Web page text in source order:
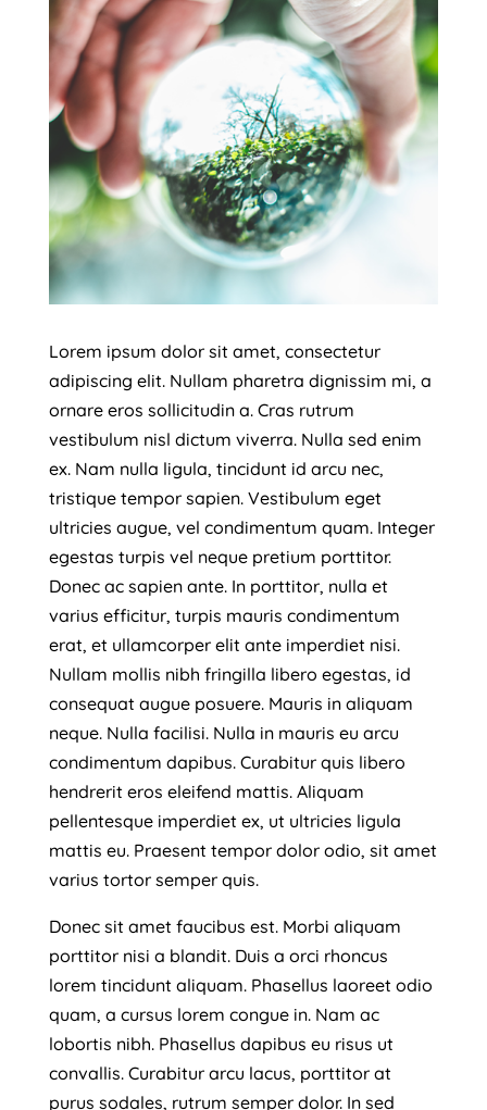
Lorem ipsum dolor sit amet, consectetur
adipiscing elit. Nullam pharetra dignissim mi, a
ornare eros sollicitudin a. Cras rutrum
vestibulum nisl dictum viverra. Nulla sed enim
ex. Nam nulla ligula, tincidunt id arcu nec,
tristique tempor sapien. Vestibulum eget
ultricies augue, vel condimentum quam. Integer
egestas turpis vel neque pretium porttitor.
Donec ac sapien ante. In porttitor, nulla et
varius efficitur, turpis mauris condimentum
erat, et ullamcorper elit ante imperdiet nisi.
Nullam mollis nibh fringilla libero egestas, id
consequat augue posuere. Mauris in aliquam
neque. Nulla facilisi. Nulla in mauris eu arcu
condimentum dapibus. Curabitur quis libero
hendrerit eros eleifend mattis. Aliquam
pellentesque imperdiet ex, ut ultricies ligula
mattis eu. Praesent tempor dolor odio, sit amet
varius tortor semper quis.
Donec sit amet faucibus est. Morbi aliquam
porttitor nisi a blandit. Duis a orci rhoncus
lorem tincidunt aliquam. Phasellus laoreet odio
quam, a cursus lorem congue in. Nam ac
lobortis nibh. Phasellus dapibus eu risus ut
convallis. Curabitur arcu lacus, porttitor at
purus sodales, rutrum semper dolor. In sed